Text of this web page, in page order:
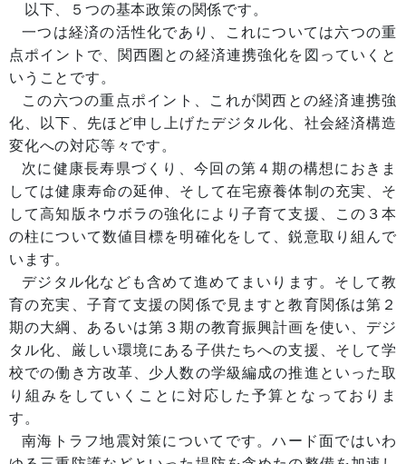
以下、５つの基本政策の関係です。
一つは経済の活性化であり、これについては六つの重
点ポイントで、関西圏との経済連携強化を図っていくと
いうことです。
この六つの重点ポイント、これが関西との経済連携強
化、以下、先ほど申し上げたデジタル化、社会経済構造
変化への対応等々です。
次に健康長寿県づくり、今回の第４期の構想におきま
しては健康寿命の延伸、そして在宅療養体制の充実、そ
して高知版ネウボラの強化により子育て支援、この３本
の柱について数値目標を明確化をして、鋭意取り組んで
います。
デジタル化なども含めて進めてまいります。そして教
育の充実、子育て支援の関係で見ますと教育関係は第２
期の大綱、あるいは第３期の教育振興計画を使い、デジ
タル化、厳しい環境にある子供たちへの支援、そして学
校での働き方改革、少人数の学級編成の推進といった取
り組みをしていくことに対応した予算となっておりま
す。
南海トラフ地震対策についてです。ハード面ではいわ